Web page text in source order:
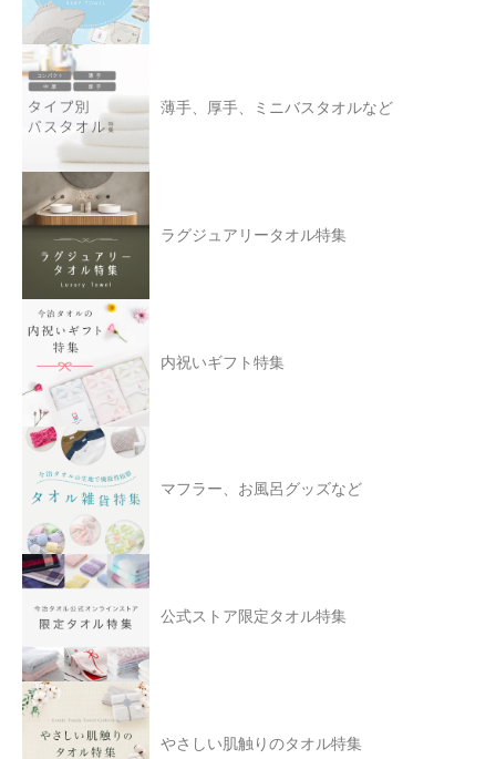
薄手、厚手、ミニバスタオルなど
ラグジュアリータオル特集
内祝いギフト特集
マフラー、お風呂グッズなど
公式ストア限定タオル特集
やさしい肌触りのタオル特集